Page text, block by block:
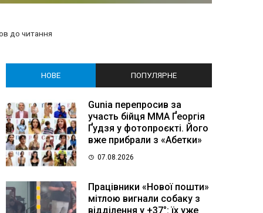
до читання
НОВЕ ПОПУЛЯРНЕ
Gunia перепросив за
участь бійця MMA Ґеоргія
Ґудзя у фотопроєкті. Його
вже прибрали з «Абетки»
07.08.2026
Працівники «Нової пошти»
мітлою вигнали собаку з
відділення у +37°: їх уже